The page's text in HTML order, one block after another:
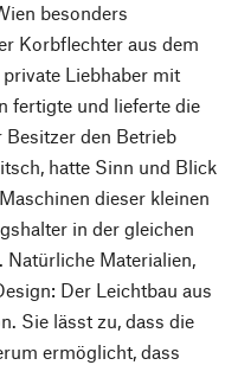
besonders
Korbflechter aus dem
Liebhaber mit
fertigte und lieferte die
Besitzer den Betrieb
hatte Sinn und Blick
dieser kleinen
in der gleichen
Materialien,
Der Leichtbau aus
Sie lässt zu, dass die
ermöglicht, dass